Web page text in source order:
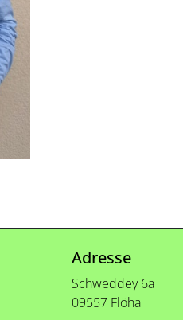
Adresse
Schweddey 6a
09557 Flöha